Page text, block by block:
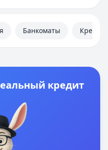
Банкоматы
кредит